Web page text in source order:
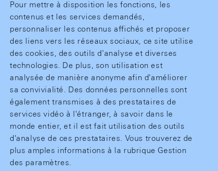
Pour mettre à disposition les fonctions, les
contenus et les services demandés,
personnaliser les contenus affichés et proposer
des liens vers les réseaux sociaux, ce site utilise
des cookies, des outils d'analyse et diverses
technologies. De plus, son utilisation est
analysée de manière anonyme afin d'améliorer
sa convivialité. Des données personnelles sont
également transmises à des prestataires de
services vidéo à l'étranger, à savoir dans le
monde entier, et il est fait utilisation des outils
d'analyse de ces prestataires. Vous trouverez de
plus amples informations à la rubrique Gestion
des paramètres.